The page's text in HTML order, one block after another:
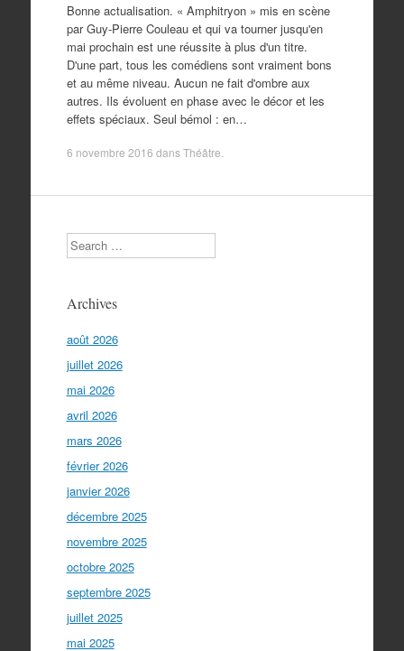
Bonne actualisation. « Amphitryon » mis en scène
par Guy-Pierre Couleau et qui va tourner jusqu'en
mai prochain est une réussite à plus d'un titre.
D'une part, tous les comédiens sont vraiment bons
et au même niveau. Aucun ne fait d'ombre aux
autres. Ils évoluent en phase avec le décor et les
effets spéciaux. Seul bémol : en…
6 novembre 2016 dansThéâtre
Search
Archives
août 2026
juillet 2026
mai 2026
avril 2026
mars 2026
février 2026
janvier 2026
décembre 2025
novembre 2025
octobre 2025
septembre 2025
juillet 2025
mai 2025